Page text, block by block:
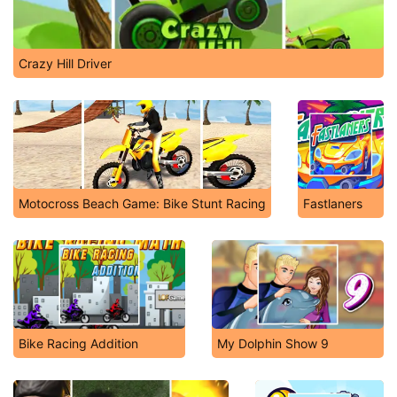
Crazy Hill Driver
Motocross Beach Game: Bike Stunt Racing Fastlaners
Bike Racing Addition My Dolphin Show 9